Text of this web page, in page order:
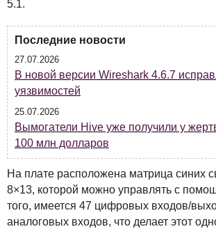
5.1.
Последние новости
27.07.2026
В новой версии Wireshark 4.6.7
уязвимостей
25.07.2026
Вымогатели Hive уже получили у
100 млн долларов
На плате расположена матрица синих
8×13, которой можно управлять с
того, имеется 47 цифровых входов/
аналоговых входов, что делает этот